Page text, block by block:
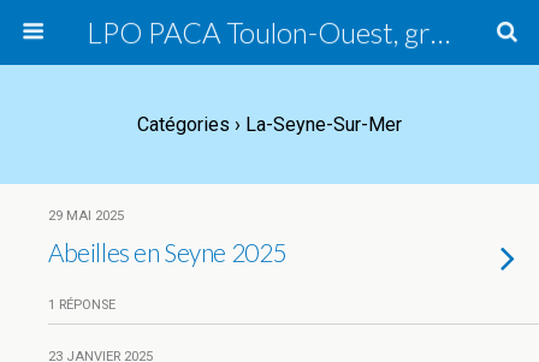
LPO PACA Toulon-Ouest, groupe local
Catégories › La-Seyne-Sur-Mer
29 MAI 2025
Abeilles en Seyne 2025
1 RÉPONSE
23 JANVIER 2025